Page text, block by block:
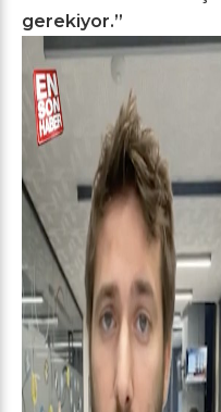
gerekiyor.”